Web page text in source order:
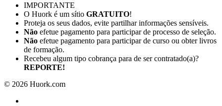
IMPORTANTE
O Huork é um sítio GRATUITO!
Proteja os seus dados, evite partilhar informações sensíveis.
Não efetue pagamento para participar de processo de seleção.
Não efetue pagamento para participar de curso ou obter livros
de formação.
Recebeu algum tipo cobrança para de ser contratado(a)?
REPORTE!
© 2026 Huork.com